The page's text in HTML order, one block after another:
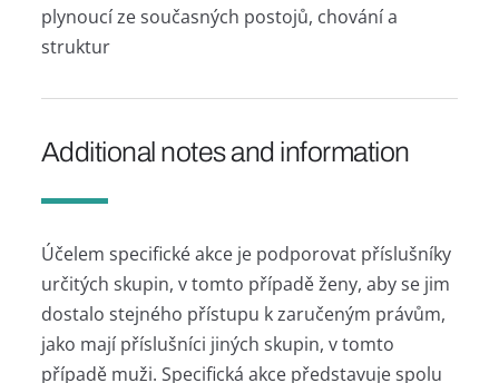
plynoucí ze současných postojů, chování a
struktur
Additional notes and information
Účelem specifické akce je podporovat příslušníky
určitých skupin, v tomto případě ženy, aby se jim
dostalo stejného přístupu k zaručeným právům,
jako mají příslušníci jiných skupin, v tomto
případě muži. Specifická akce představuje spolu